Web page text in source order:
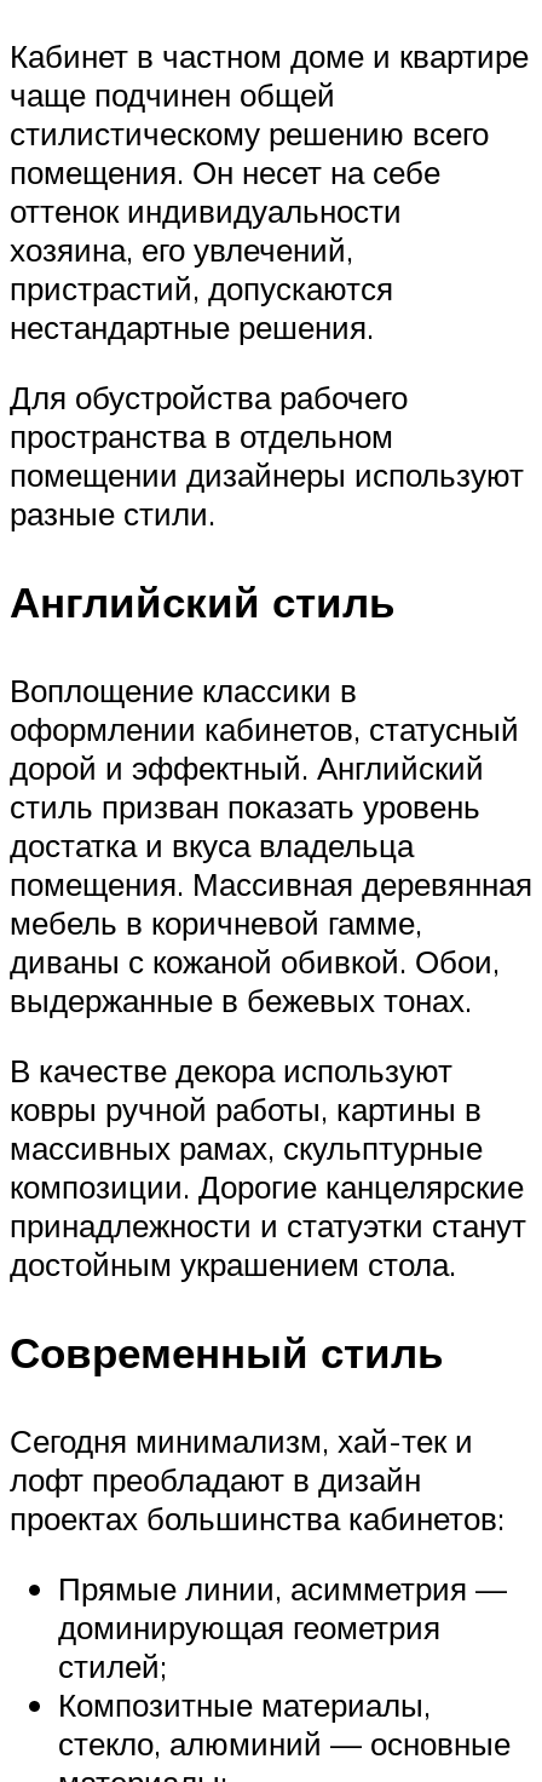
Кабинет в частном доме и квартире
чаще подчинен общей
стилистическому решению всего
помещения. Он несет на себе
оттенок индивидуальности
хозяина, его увлечений,
пристрастий, допускаются
нестандартные решения.
Для обустройства рабочего
пространства в отдельном
помещении дизайнеры используют
разные стили.
Английский стиль
Воплощение классики в
оформлении кабинетов, статусный
дорой и эффектный. Английский
стиль призван показать уровень
достатка и вкуса владельца
помещения. Массивная деревянная
мебель в коричневой гамме,
диваны с кожаной обивкой. Обои,
выдержанные в бежевых тонах.
В качестве декора используют
ковры ручной работы, картины в
массивных рамах, скульптурные
композиции. Дорогие канцелярские
принадлежности и статуэтки станут
достойным украшением стола.
Современный стиль
Сегодня минимализм, хай-тек и
лофт преобладают в дизайн
проектах большинства кабинетов:
Прямые линии, асимметрия —
доминирующая геометрия
стилей;
Композитные материалы,
стекло, алюминий — основные